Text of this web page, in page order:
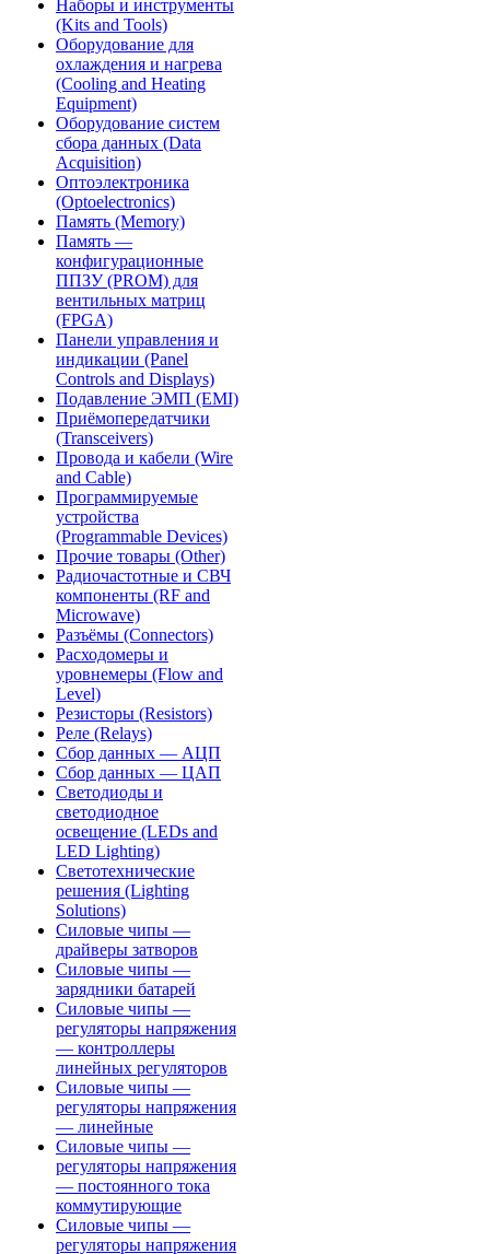
Наборы и инструменты
(Kits and Tools)
Оборудование для
охлаждения и нагрева
(Cooling and Heating
Equipment)
Оборудование систем
сбора данных (Data
Acquisition)
Оптоэлектроника
(Optoelectronics)
Память (Memory)
Память —
конфигурационные
ППЗУ (PROM) для
вентильных матриц
(FPGA)
Панели управления и
индикации (Panel
Controls and Displays)
Подавление ЭМП (EMI)
Приёмопередатчики
(Transceivers)
Провода и кабели (Wire
and Cable)
Программируемые
устройства
(Programmable Devices)
Прочие товары (Other)
Радиочастотные и СВЧ
компоненты (RF and
Microwave)
Разъёмы (Connectors)
Расходомеры и
уровнемеры (Flow and
Level)
Резисторы (Resistors)
Реле (Relays)
Сбор данных — АЦП
Сбор данных — ЦАП
Светодиоды и
светодиодное
освещение (LEDs and
LED Lighting)
Светотехнические
решения (Lighting
Solutions)
Силовые чипы —
драйверы затворов
Силовые чипы —
зарядники батарей
Силовые чипы —
регуляторы напряжения
— контроллеры
линейных регуляторов
Силовые чипы —
регуляторы напряжения
— линейные
Силовые чипы —
регуляторы напряжения
— постоянного тока
коммутирующие
Силовые чипы —
регуляторы напряжения